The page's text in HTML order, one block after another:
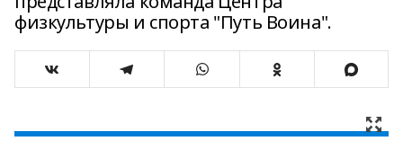
физкультуры и спорта "Путь Воина".